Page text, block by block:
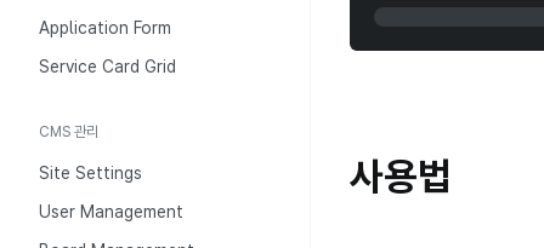
Application Form
Service Card Grid
CMS 관리
Site Settings
User Management
사용법